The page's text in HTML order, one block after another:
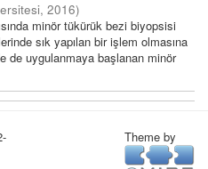
, 2016)
minör tükürük bezi biyopsisi
sık yapılan bir işlem olmasına
de uygulanmaya başlanan minör
Theme by